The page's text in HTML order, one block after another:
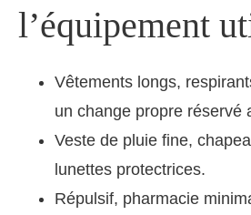
l’équipement
Vêtements longs,
un change propre réservé
Veste de pluie fine,
lunettes protectrices.
Répulsif, pharmacie